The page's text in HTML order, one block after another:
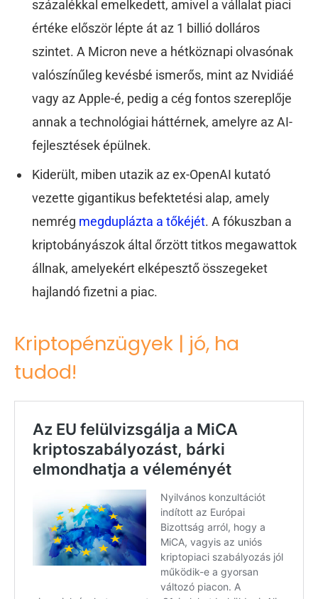
százalékkal emelkedett, amivel a vállalat piaci
értéke először lépte át az 1 billió dolláros
szintet. A Micron neve a hétköznapi olvasónak
valószínűleg kevésbé ismerős, mint az Nvidiáé
vagy az Apple-é, pedig a cég fontos szereplője
annak a technológiai háttérnek, amelyre az AI-
fejlesztések épülnek.
Kiderült, miben utazik az ex-OpenAI kutató
vezette gigantikus befektetési alap, amely
nemrég megduplázta a tőkéjét. A fókuszban a
kriptobányászok által őrzött titkos megawattok
állnak, amelyekért elképesztő összegeket
hajlandó fizetni a piac.
Kriptopénzügyek | jó, ha
tudod!